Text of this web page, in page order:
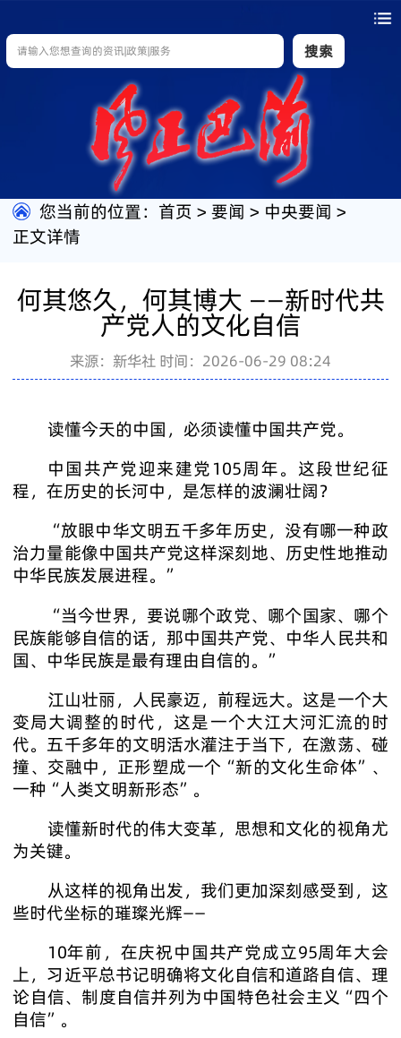
搜索
您当前的位置： 首页 >要闻 > 中央要闻 >
正文详情
何其悠久，何其博大 ——新时代共
产党人的文化自信
来源：新华社 时间：2026-06-29 08:24
读懂今天的中国，必须读懂中国共产党。
中国共产党迎来建党105周年。这段世纪征
程，在历史的长河中，是怎样的波澜壮阔？
“放眼中华文明五千多年历史，没有哪一种政
治力量能像中国共产党这样深刻地、历史性地推动
中华民族发展进程。”
“当今世界，要说哪个政党、哪个国家、哪个
民族能够自信的话，那中国共产党、中华人民共和
国、中华民族是最有理由自信的。”
江山壮丽，人民豪迈，前程远大。这是一个大
变局大调整的时代，这是一个大江大河汇流的时
代。五千多年的文明活水灌注于当下，在激荡、碰
撞、交融中，正形塑成一个“新的文化生命体”、
一种“人类文明新形态”。
读懂新时代的伟大变革，思想和文化的视角尤
为关键。
从这样的视角出发，我们更加深刻感受到，这
些时代坐标的璀璨光辉——
10年前，在庆祝中国共产党成立95周年大会
上，习近平总书记明确将文化自信和道路自信、理
论自信、制度自信并列为中国特色社会主义“四个
自信”。